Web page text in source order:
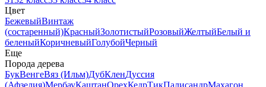
Цвет
БежевыйВинтаж
(состаренный)КрасныйЗолотистыйРозовыйЖелтыйБелый и
беленыйКоричневыйГолубойЧерный
Еще
Порода дерева
БукВенгеВяз (Ильм)ДубКленДуссия
(Афзелия)МербауКаштанОрехКедрТикПалисандрМахагон